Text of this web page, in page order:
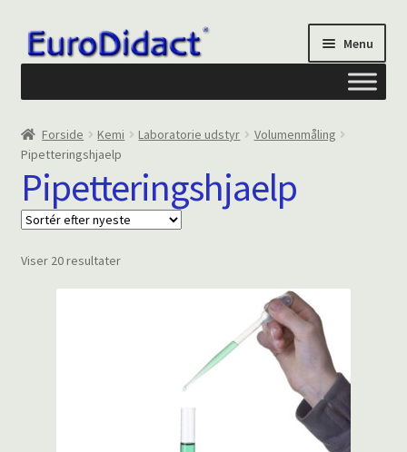
Spring
til
Spring
til
Menu
Om os
Privatliv og cookies
Kontakt formular
Din Konto
Forside Kemi Laboratorie udstyr
Volumenmåling
Pipetteringshjaelp
Pipetteringshjaelp
Viser 20 resultaterSorteret